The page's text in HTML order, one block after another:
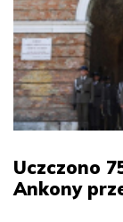
Uczczono
Ankony